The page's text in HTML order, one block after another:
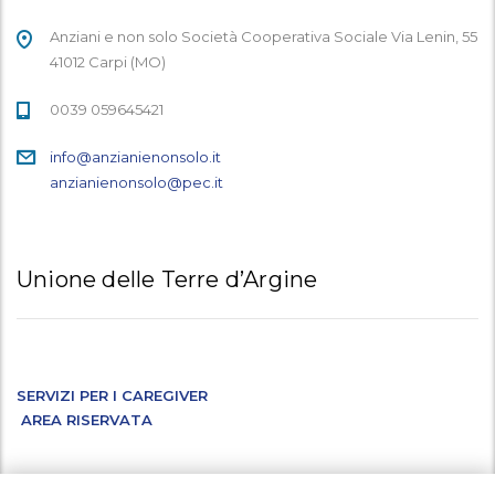
Anziani e non solo Società Cooperativa Sociale Via Lenin, 55
41012 Carpi (MO)
0039 059645421
info@anzianienonsolo.it
anzianienonsolo@pec.it
Unione delle Terre d’Argine
SERVIZI PER I CAREGIVER
AREA RISERVATA